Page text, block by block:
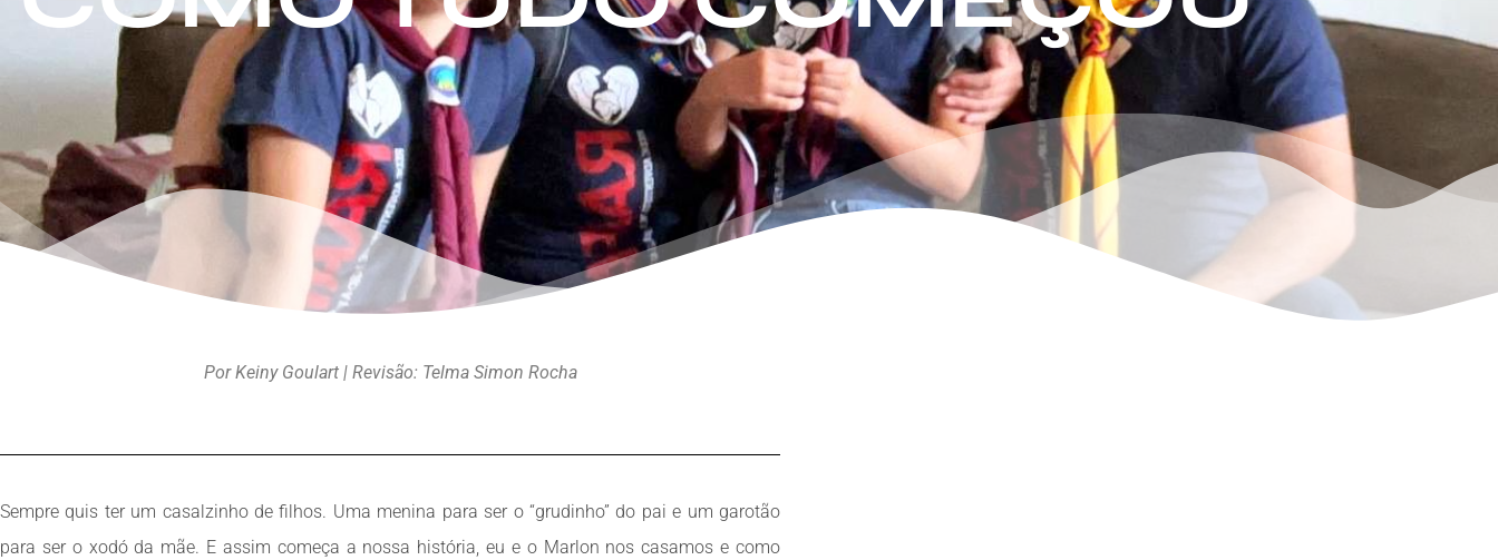
Por Keiny Goulart | Revisão: Telma Simon Rocha
Sempre quis ter um casalzinho de filhos. Uma menina para ser o “grudinho” do pai e um garotão
para ser o xodó da mãe. E assim começa a nossa história, eu e o Marlon nos casamos e como